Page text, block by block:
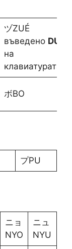
ヅZUÉ
въведено DU
на
клавиатурата
ボBO
プPU
ニョ
NYO
ニュ
NYU